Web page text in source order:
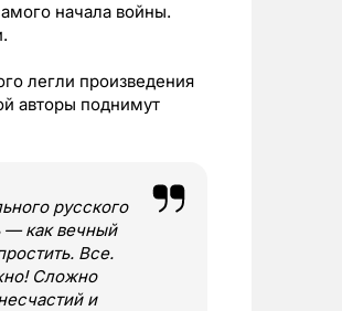
начала войны.
легли произведения
авторы поднимут
русского
— как вечный
Все.
Сложно
и